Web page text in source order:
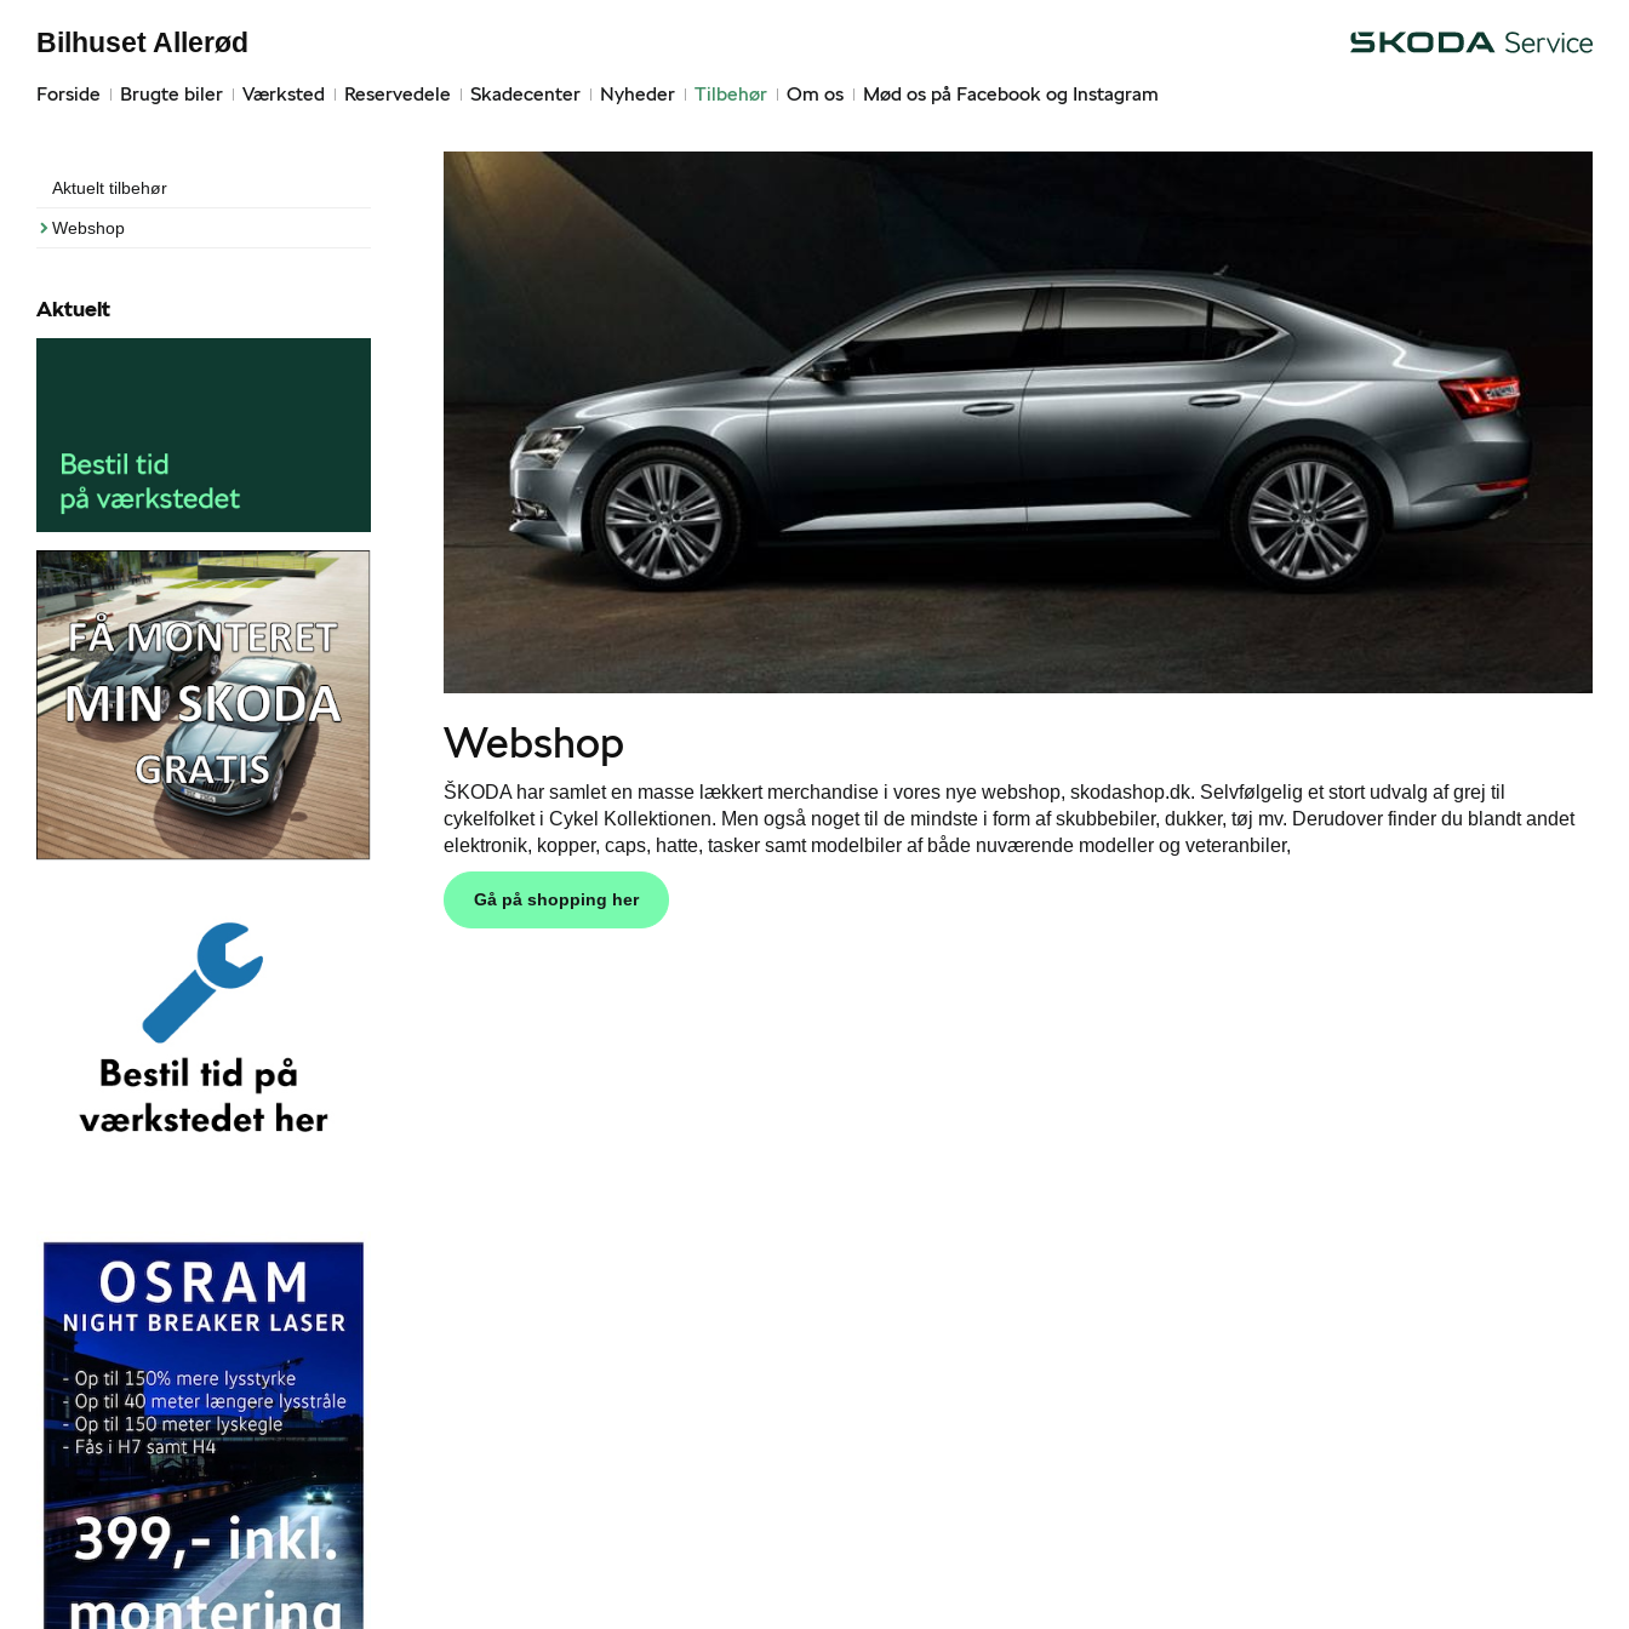
Forside Brugte biler Værksted Reservedele Skadecenter Nyheder Tilbehør Om os Mød os på Facebook og Instagram
Škoda
Bilhuset Allerød
Aktuelt tilbehør
Webshop
Aktuelt
Webshop
ŠKODA har samlet en masse lækkert merchandise i vores nye webshop, skodashop.dk. Selvfølgelig et stort udvalg af grej til
cykelfolket i Cykel Kollektionen. Men også noget til de mindste i form af skubbebiler, dukker, tøj mv. Derudover finder du blandt andet
elektronik, kopper, caps, hatte, tasker samt modelbiler af både nuværende modeller og veteranbiler,
Gå på shopping her